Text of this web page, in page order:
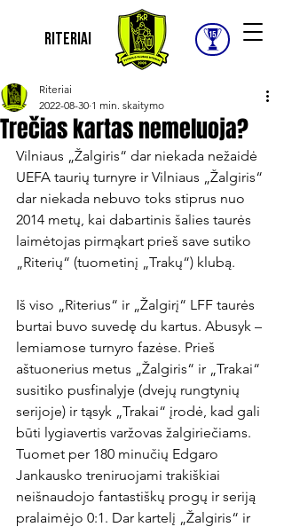
Riteriai
Trečias kartas nemeluoja?
Riteriai
2022-08-30 1 min. skaitymo
Vilniaus „Žalgiris“ dar niekada nežaidė
UEFA taurių turnyre ir Vilniaus „Žalgiris“
dar niekada nebuvo toks stiprus nuo
2014 metų, kai dabartinis šalies taurės
laimėtojas pirmąkart prieš save sutiko
„Riterių“ (tuometinį „Trakų“) klubą.
Iš viso „Riterius“ ir „Žalgirį“ LFF taurės
burtai buvo suvedę du kartus. Abusyk –
lemiamose turnyro fazėse. Prieš
aštuonerius metus „Žalgiris“ ir „Trakai“
susitiko pusfinalyje (dvejų rungtynių
serijoje) ir tąsyk „Trakai“ įrodė, kad gali
būti lygiavertis varžovas žalgiriečiams.
Tuomet per 180 minučių Edgaro
Jankausko treniruojami trakiškiai
neišnaudojo fantastiškų progų ir seriją
pralaimėjo 0:1. Dar kartelį „Žalgiris“ ir